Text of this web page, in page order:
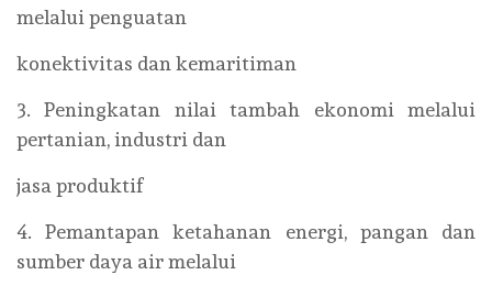
melalui penguatan
konektivitas dan kemaritiman
3. Peningkatan nilai tambah ekonomi melalui
pertanian, industri dan
jasa produktif
4. Pemantapan ketahanan energi, pangan dan
sumber daya air melalui